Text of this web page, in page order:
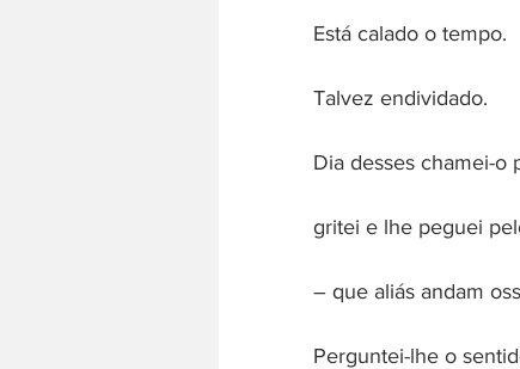
Está calado o tempo.
Talvez endividado.
Dia desses chamei-o
gritei e lhe peguei
– que aliás andam
Perguntei-lhe o